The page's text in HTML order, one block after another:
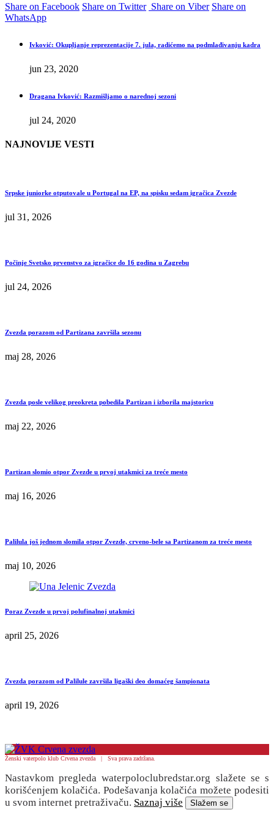
Share on Facebook Share on Twitter Share on Viber Share on
WhatsApp
Ivković: Okupljanje reprezentacije 7. jula, radićemo na podmlađivanju kadra
jun 23, 2020
Dragana Ivković: Razmišljamo o narednoj sezoni
jul 24, 2020
NAJNOVIJE VESTI
Srpske juniorke otputovale u Portugal na EP, na spisku sedam igračica Zvezde
jul 31, 2026
Počinje Svetsko prvenstvo za igračice do 16 godina u Zagrebu
jul 24, 2026
Zvezda porazom od Partizana završila sezonu
maj 28, 2026
Zvezda posle velikog preokreta pobedila Partizan i izborila majstoricu
maj 22, 2026
Partizan slomio otpor Zvezde u prvoj utakmici za treće mesto
maj 16, 2026
Palilula još jednom slomila otpor Zvezde, crveno-bele sa Partizanom za treće mesto
maj 10, 2026
Poraz Zvezde u prvoj polufinalnoj utakmici
april 25, 2026
Zvezda porazom od Palilule završila ligaški deo domaćeg šampionata
april 19, 2026
Ženski vaterpolo klub Crvena zvezda | Sva prava zadržana.
Nastavkom pregleda waterpoloclubredstar.org slažete se s
korišćenjem kolačića. Podešavanja kolačića možete podesiti
u svom internet pretraživaču. Saznaj više Slažem se